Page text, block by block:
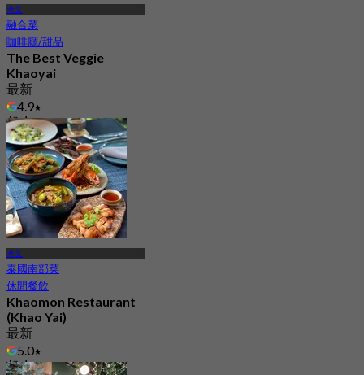
考艾
融合菜
咖啡廳/甜品
The Best Veggie
Khaoyai
最新
4.9
起฿ 422.5
考艾
泰國南部菜
休閒餐飲
Khaomon Restaurant
(Khao Yai)
最新
5.0
起฿ 575